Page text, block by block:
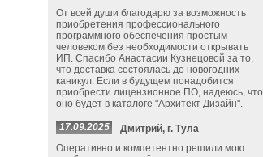
От всей души благодарю за возможность
приобретения профессионального
программного обеспечения простым
человеком без необходимости открывать
ИП. Спасибо Анастасии Кузнецовой за то,
что доставка состоялась до новогодних
каникул. Если в будущем понадобится
приобрести лицензионное ПО, надеюсь, что
оно будет в каталоге "Архитект Дизайн".
17.09.2025
Дмитрий, г. Тула
Оперативно и компетентно решили мою